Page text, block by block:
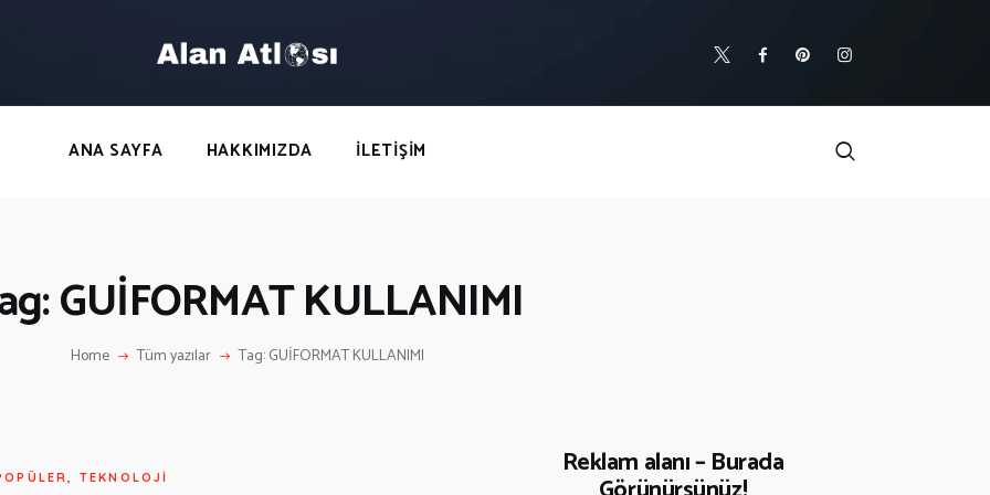
ANA SAYFA HAKKIMIZDA İLETIŞIM
GUİFORMAT KULLANIMI
Home Tüm yazılar Tag: GUİFORMAT KULLANIMI
TEKNOLOJI Reklam alanı – Burada